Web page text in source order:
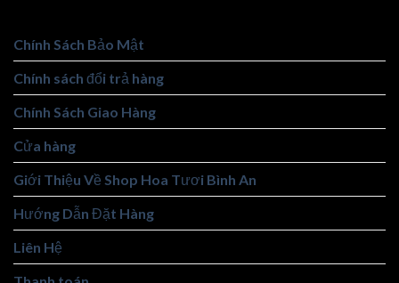
Chính Sách Bảo Mật
Chính sách đổi trả hàng
Chính Sách Giao Hàng
Cửa hàng
Giới Thiệu Về Shop Hoa Tươi Bình An
Hướng Dẫn Đặt Hàng
Liên Hệ